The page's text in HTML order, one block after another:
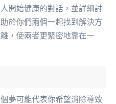
開始健康的對話，並詳細討
於你們兩個一起找到解決方
，使兩者更緊密地靠在一
夢可能代表你希望消除導致